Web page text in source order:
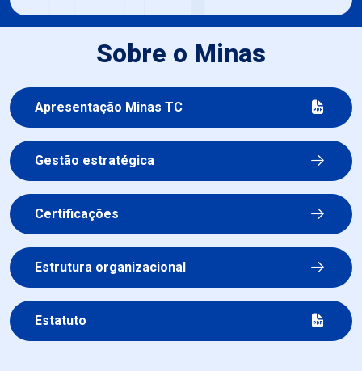
Sobre o Minas
Apresentação Minas TC
Gestão estratégica
Certificações
Estrutura organizacional
Estatuto